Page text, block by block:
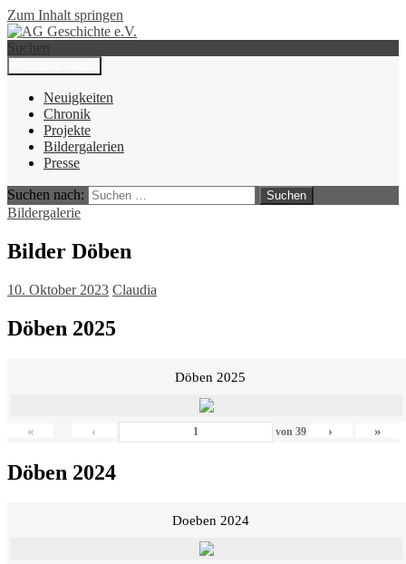
Zum Inhalt springen
AG Geschichte e.V.
Suchen
Neuigkeiten
Chronik
Projekte
Bildergalerien
Presse
Suchen nach:
Bildergalerie
Bilder Döben
10. Oktober 2023 Claudia
Döben 2025
Döben 2025
« ‹ von 39 › »
Döben 2024
Doeben 2024